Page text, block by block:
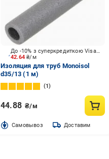
42.64₴/м
До -10% з суперкредиткою Visa Вигода
Изоляция для труб Monoisol
d35/13 (1 м)
1
44.88 ₴/м
Cамовывоз Доставим